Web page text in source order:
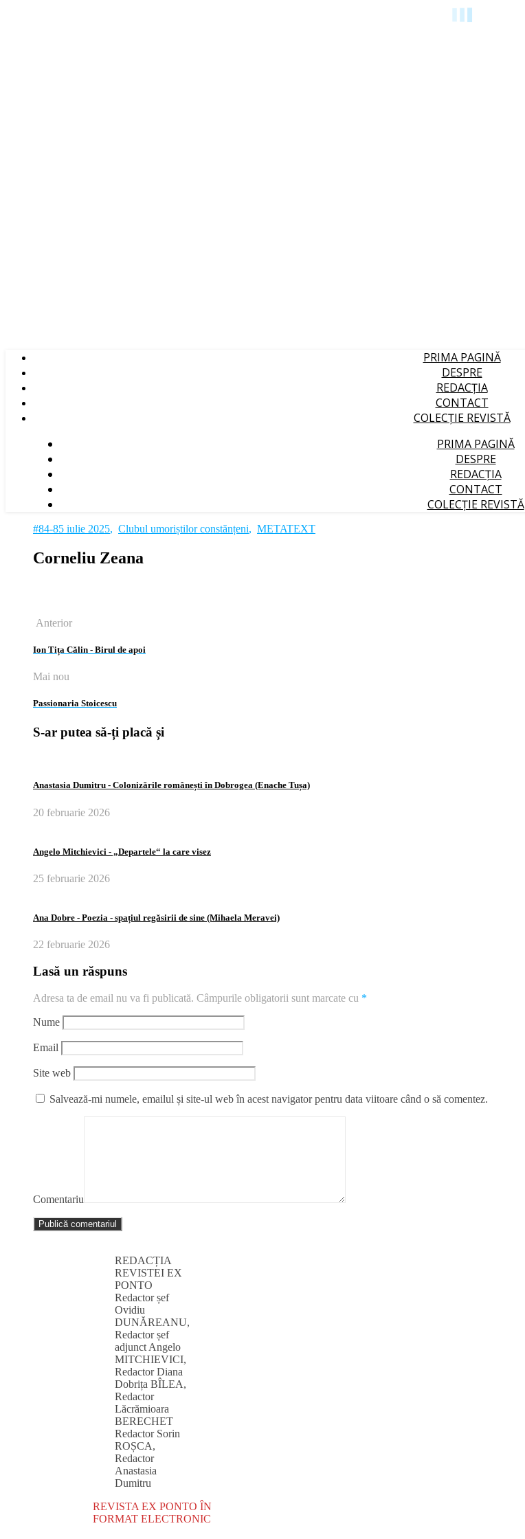
PRIMA PAGINĂ
DESPRE
REDACȚIA
CONTACT
COLECȚIE REVISTĂ
PRIMA PAGINĂ
DESPRE
REDACȚIA
CONTACT
COLECȚIE REVISTĂ
#84-85 iulie 2025, Clubul umoriștilor constănțeni, METATEXT
Corneliu Zeana
Anterior
Ion Tița Călin ‑ Birul de apoi
Mai nou
Passionaria Stoicescu
S-ar putea să-ți placă și
Anastasia Dumitru ‑ Colonizările românești în Dobrogea (Enache Tușa)
20 februarie 2026
Angelo Mitchievici ‑ „Departele“ la care visez
25 februarie 2026
Ana Dobre ‑ Poezia ‑ spațiul regăsirii de sine (Mihaela Meravei)
22 februarie 2026
Lasă un răspuns
Adresa ta de email nu va fi publicată. Câmpurile obligatorii sunt marcate cu *
Nume
Email
Site web
Salvează-mi numele, emailul și site-ul web în acest navigator pentru data viitoare când o să comentez.
Comentariu
REDACȚIA
REVISTEI EX
PONTO
Redactor șef
Ovidiu
DUNĂREANU,
Redactor șef
adjunct Angelo
MITCHIEVICI,
Redactor Diana
Dobrița BÎLEA,
Redactor
Lăcrămioara
BERECHET
Redactor Sorin
ROȘCA,
Redactor
Anastasia
Dumitru
REVISTA EX PONTO ÎN
FORMAT ELECTRONIC